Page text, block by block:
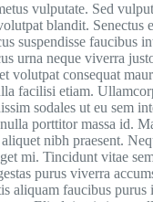
vulputate. Sed
blandit. Senectus
suspendisse faucibus
urna neque viverra
volutpat consequat
facilisi etiam.
sodales ut eu sem
porttitor massa id.
aliquet nibh praesent.
mi. Tincidunt vitae
purus viverra
aliquam faucibus